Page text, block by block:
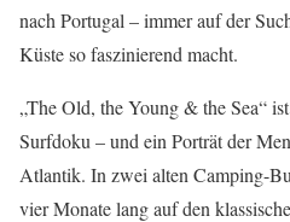
nach Portugal – immer auf der
Küste so faszinierend macht.
„The Old, the Young & the Sea“
Surfdoku – und ein Porträt der
Atlantik. In zwei alten Camping-
vier Monate lang auf den